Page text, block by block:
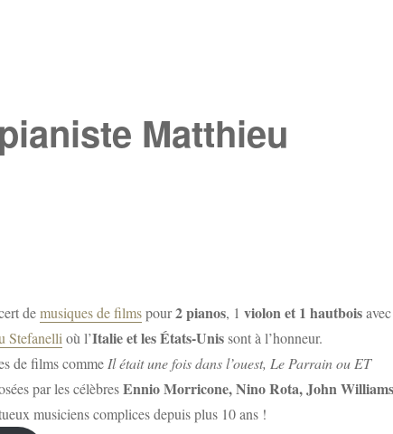
Matthieu
demusiques de filmspour2 pianos, 1 violon et 1 hautboisavec
Stefanellioù l’Italie et les États-Unissont à l’honneur.
de films commeIl était une fois dans l’ouest, Le Parrain ou ET
par les célèbresEnnio Morricone, Nino Rota, John Williams
musiciens complices depuis plus 10 ans !